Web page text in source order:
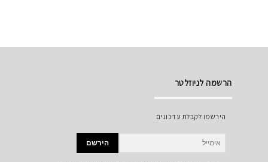
הרשמה לניוזלטר
הירשמו לקבלת עדכונים
הירשם